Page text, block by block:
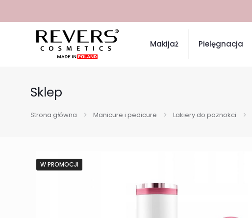
Makijaż Pielęgnacja
Sklep
Strona główna Manicure i pedicure Lakiery do paznokci
W PROMOCJI